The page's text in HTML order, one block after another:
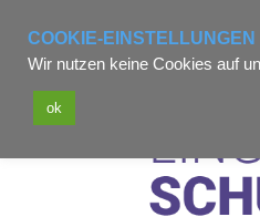
Telefon:
COOKIE-EINSTELLUNGEN
Wir nutzen keine Cookies auf
ok